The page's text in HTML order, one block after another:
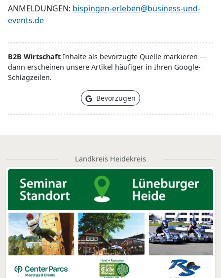
ANMELDUNGEN: bispingen-erleben@business-und-
events.de
B2B Wirtschaft Inhalte als bevorzugte Quelle markieren —
dann erscheinen unsere Artikel häufiger in Ihren Google-
Schlagzeilen.
Bevorzugen
Landkreis Heidekreis